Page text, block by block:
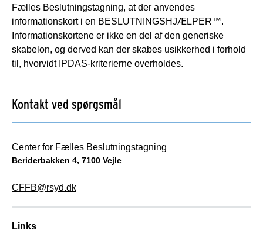
Fælles Beslutningstagning, at der anvendes
informationskort i en BESLUTNINGSHJÆLPER™.
Informationskortene er ikke en del af den generiske
skabelon, og derved kan der skabes usikkerhed i forhold
til, hvorvidt IPDAS-kriterierne overholdes.
Kontakt ved spørgsmål
Links
Center for Fælles Beslutningstagning
Beriderbakken 4, 7100 Vejle
CFFB@rsyd.dk